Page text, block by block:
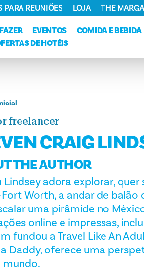
EVENTOS COMIDA E BEBIDA
DE HOTÉIS
PARA REUNIÕES LOJA THE
freelancer
CRAIG
THE AUTHOR
Lindsey adora explorar,
Worth, a andar de
uma pirâmide no
online e impressas,
fundou a Travel Like An
Daddy, oferece uma